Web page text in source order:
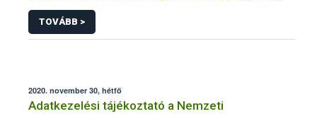
Rendszerben kistermelői tevékenység
témakörben intézhető közhatalmi eljárásaihoz
kapcsolódó adatkezeléséhez
TOVÁBB >
2020. november 30, hétfő
Adatkezelési tájékoztató a Nemzeti